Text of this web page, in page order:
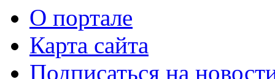
О портале
Карта сайта
Подписаться на